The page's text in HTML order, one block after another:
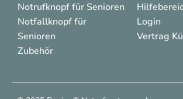
Notrufknopf für Senioren
Notfallknopf für
Senioren
Zubehör
Login
Vertrag